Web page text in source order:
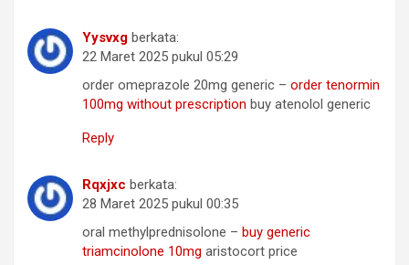
Yysvxg berkata:
22 Maret 2025 pukul 05:29
order omeprazole 20mg generic – order tenormin
100mg without prescription buy atenolol generic
Reply
Rqxjxc berkata:
28 Maret 2025 pukul 00:35
oral methylprednisolone – buy generic
triamcinolone 10mg aristocort price